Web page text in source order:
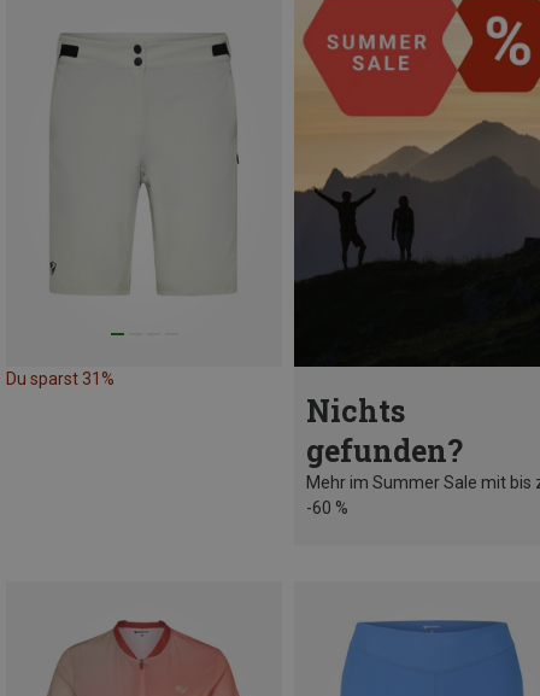
Du sparst 31%
Nichts
gefunden?
Mehr im Summer Sale mit bis
-60 %